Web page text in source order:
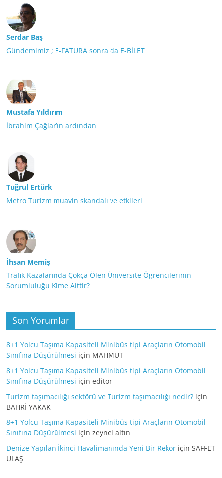
Serdar Baş
Gündemimiz ; E-FATURA sonra da E-BİLET
Mustafa Yıldırım
İbrahim Çağlar’ın ardından
Tuğrul Ertürk
Metro Turizm muavin skandalı ve etkileri
İhsan Memiş
Trafik Kazalarında Çokça Ölen Üniversite Öğrencilerinin
Sorumluluğu Kime Aittir?
Son Yorumlar
8+1 Yolcu Taşıma Kapasiteli Minibüs tipi Araçların Otomobil
Sınıfına Düşürülmesi için MAHMUT
8+1 Yolcu Taşıma Kapasiteli Minibüs tipi Araçların Otomobil
Sınıfına Düşürülmesi içineditor
Turizm taşımacılığı sektörü ve Turizm taşımacılığı nedir? için
BAHRİ YAKAK
8+1 Yolcu Taşıma Kapasiteli Minibüs tipi Araçların Otomobil
Sınıfına Düşürülmesi içinzeynel altın
Denize Yapılan İkinci Havalimanında Yeni Bir Rekor içinSAFFET
ULAŞ